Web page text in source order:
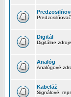
Digitál
Digitálne
Analóg
Analógové
Kabeláž
Signálové,